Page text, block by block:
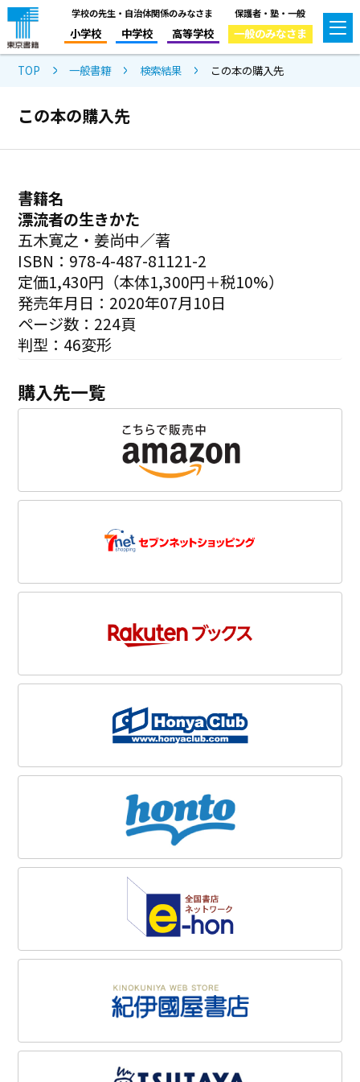
学校の先生・自治体関係のみなさま
小学校 中学校 高等学校
保護者・塾・一般
一般のみなさま
TOP 一般書籍 検索結果 この本の購入先
この本の購入先
書籍名
漂流者の生きかた
五木寛之・姜尚中／著
ISBN：978-4-487-81121-2
定価1,430円（本体1,300円＋税10%）
発売年月日：2020年07月10日
ページ数：224頁
判型：46変形
購入先一覧